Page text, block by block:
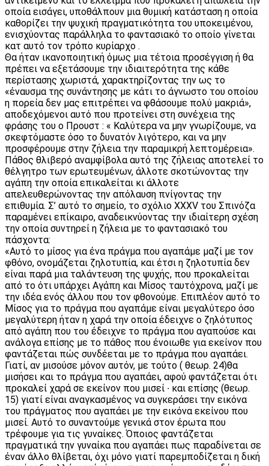
οποία εισάγει, υποθάλπουν μια θυμική κατάσταση η οποία
καθορίζει την ψυχική πραγματικότητα του υποκειμένου,
ενισχύοντας παράλληλα το φαντασιακό το οποίο γίνεται
κατ αυτό τον τρόπο κυρίαρχο .
Θα ήταν ικανοποιητική όμως μια τέτοια προσέγγιση ή θα
πρέπει να εξετάσουμε την ιδιαιτερότητα της κάθε
περίστασης χωριστά, χαρακτηρίζοντας την ως το
«έναυσμα της συνάντησης με κάτι το άγνωστο του οποίου
η πορεία δεν μας επιτρέπει να φθάσουμε πολύ μακριά»,
αποδεχόμενοι αυτό που προτείνει στη συνέχεια της
φράσης του ο Προυστ : « Καλύτερα να μην γνωρίζουμε, να
σκεφτόμαστε όσο το δυνατόν λιγότερο, και να μην
προσφέρουμε στην ζήλεια την παραμικρή λεπτομέρεια».
Πάθος θλιβερό αναμφίβολα αυτό της ζήλειας αποτελεί το
θέλγητρο των ερωτευμένων, άλλοτε σκοτώνοντας την
αγάπη την οποία επικαλείται κι άλλοτε
απελευθερώνοντας την απόλαυση πνίγοντας την
επιθυμία. Σ’ αυτό το σημείο, το σχόλιο ΧΧΧV του Σπινόζα
παραμένει επίκαιρο, αναδεικνύοντας την ιδιαίτερη σχέση
την οποία συντηρεί η ζήλεια με το φαντασιακό του
πάσχοντα:
«Αυτό το μίσος για ένα πράγμα που αγαπάμε μαζί με τον
φθόνο, ονομάζεται ζηλοτυπία, και έτσι η ζηλοτυπία δεν
είναι παρά μια ταλάντευση της ψυχής, που προκαλείται
από το ότι υπάρχει Αγάπη και Μίσος ταυτόχρονα, μαζί με
την ιδέα ενός άλλου που τον φθονούμε. Επιπλέον αυτό το
Μίσος για το πράγμα που αγαπάμε είναι μεγαλύτερο όσο
μεγαλύτερη ήταν η χαρά την οποία έδειχνε ο ζηλότυπος
από αγάπη που του έδειχνε το πράγμα που αγαπούσε και
ανάλογα επίσης με το πάθος που ένοιωθε για εκείνον που
φαντάζεται πώς συνδέεται με το πράγμα που αγαπάει.
Γιατί, αν μισούσε μόνον αυτόν, με τούτο ( θεωρ. 24)θα
μισήσει και το πράγμα που αγαπάει, αφού φαντάζεται ότι
προκαλεί χαρά σε εκείνον που μισεί ∙ και επίσης (θεωρ.
15) γιατί είναι αναγκασμένος να συγκεράσει την εικόνα
του πράγματος που αγαπάει με την εικόνα εκείνου που
μισεί. Αυτό το συναντούμε γενικά στον έρωτα που
τρέφουμε για τις γυναίκες. Όποιος φαντάζεται
πραγματικά την γυναίκα που αγαπάει πως παραδίνεται σε
έναν άλλο θλίβεται, όχι μόνο γιατί παρεμποδίζεται η δική